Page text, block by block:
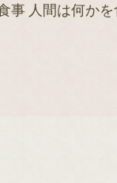
人間は何かを